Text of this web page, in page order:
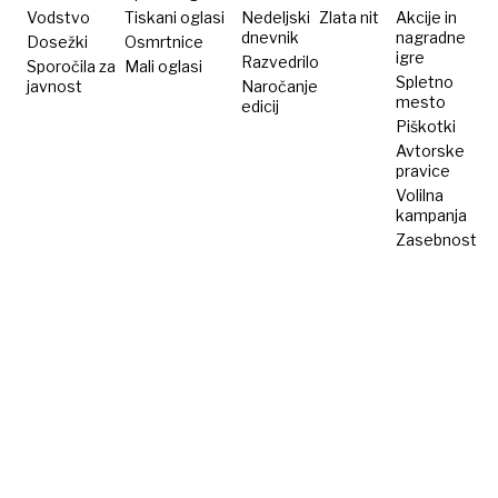
Vodstvo
Dosežki
Sporočila za
javnost
Tiskani oglasi
Osmrtnice
Mali oglasi
Nedeljski
dnevnik
Razvedrilo
Naročanje
edicij
Zlata nit
Akcije in
nagradne
igre
Spletno
mesto
Piškotki
Avtorske
pravice
Volilna
kampanja
Zasebnost